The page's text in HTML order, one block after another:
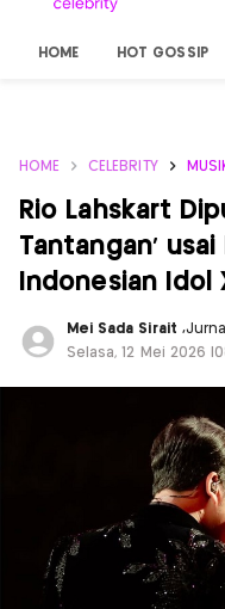
HOME HOT GOSSIP
HOME CELEBRITY
Rio Lahskart
Tantangan’
Indonesian Idol
Mei Sada Sirait ,
Selasa, 12 Mei 2026